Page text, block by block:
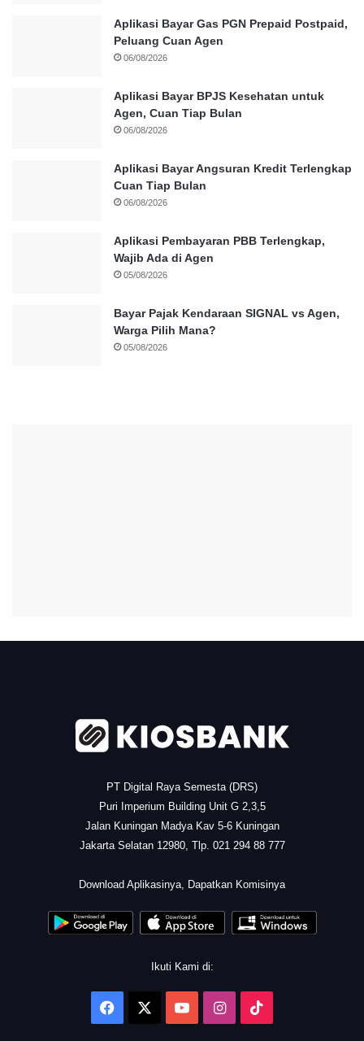
Aplikasi Bayar Gas PGN Prepaid Postpaid,
Peluang Cuan Agen
06/08/2026
Aplikasi Bayar BPJS Kesehatan untuk
Agen, Cuan Tiap Bulan
06/08/2026
Aplikasi Bayar Angsuran Kredit Terlengkap
Cuan Tiap Bulan
06/08/2026
Aplikasi Pembayaran PBB Terlengkap,
Wajib Ada di Agen
05/08/2026
Bayar Pajak Kendaraan SIGNAL vs Agen,
Warga Pilih Mana?
05/08/2026
PT Digital Raya Semesta (DRS)
Puri Imperium Building Unit G 2,3,5
Jalan Kuningan Madya Kav 5-6 Kuningan
Jakarta Selatan 12980, Tlp. 021 294 88 777
Download Aplikasinya, Dapatkan Komisinya
Ikuti Kami di:
Facebook YouTubeInstagram